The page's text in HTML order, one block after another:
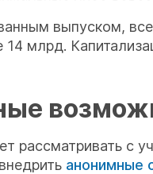
выпуском,
млрд.
рассматривать с
анонимные